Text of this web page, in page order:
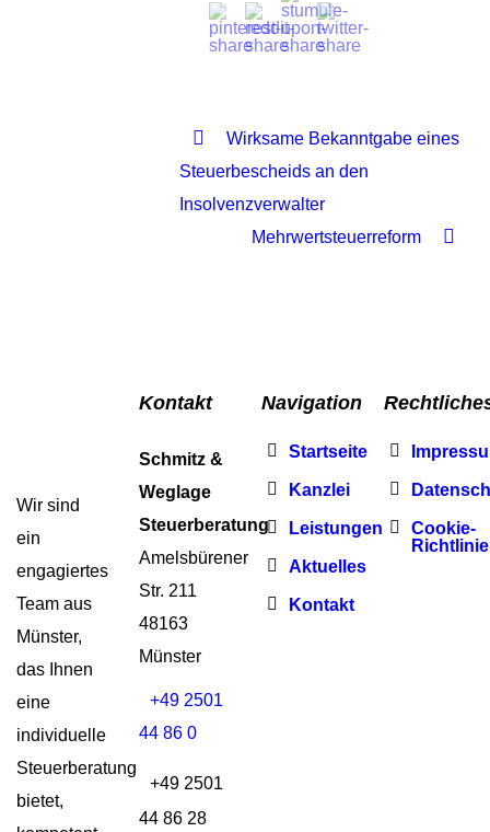
Wirksame Bekanntgabe eines
Steuerbescheids an den
Insolvenzverwalter
Mehrwertsteuerreform
Wir sind
ein
engagiertes
Team aus
Münster,
das Ihnen
eine
individuelle
Steuerberatung
bietet,
Kontakt
Schmitz &
Weglage
Steuerberatung
Amelsbürener
Str. 211
48163
Münster
+49 2501
44 86 0
+49 2501
44 86 28
Navigation
Startseite
Kanzlei
Leistungen
Aktuelles
Kontakt
Cookie-
Richtlinie